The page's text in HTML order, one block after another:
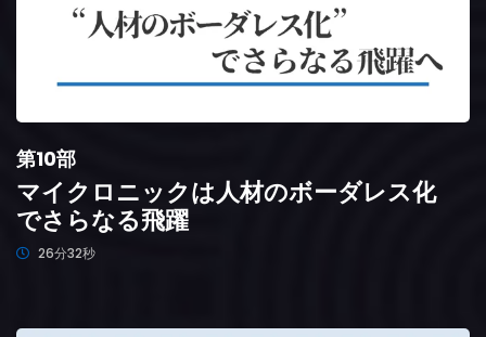
第10部
マイクロニックは人材のボーダレス化
でさらなる飛躍
26分32秒